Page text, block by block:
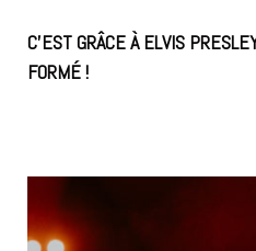
C’EST GRÂCE À ELVIS
FORMÉ !